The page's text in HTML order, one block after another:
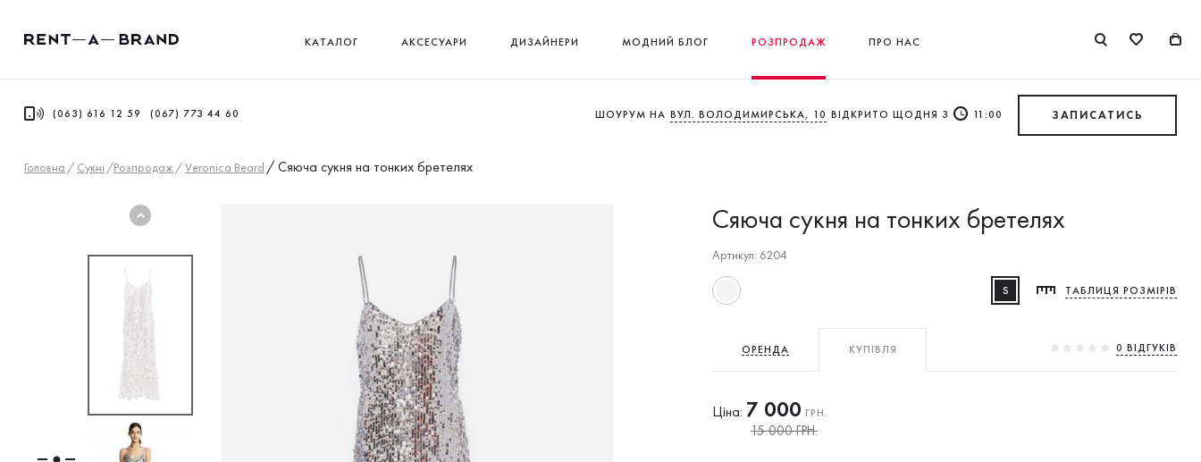
КАТАЛОГ АКСЕСУАРИ ДИЗАЙНЕРИ МОДНИЙ БЛОГ РОЗПРОДАЖ ПРО НАС
(063) 616 12 59 (067) 773 44 60 ШОУРУМ НА ВУЛ. ВОЛОДИМИРСЬКА, 10 ВІДКРИТО ЩОДНЯ З 11:00 ЗАПИСАТИСЬ
Головна / Сукнi /Розпродаж /Veronica Beard /Сяюча сукня на тонких бретелях
Сяюча сукня на тонких бретелях
Артикул: 6204
S ТАБЛИЦЯ РОЗМІРІВ
0 ВIДГУКIВ
ОРЕНДА КУПІВЛЯ
Ціна: 7 000 ГРН.
15 000 ГРН.